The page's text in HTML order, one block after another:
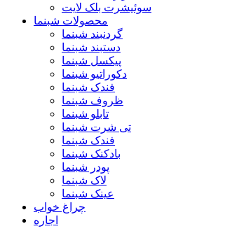
سوئیشرت بلک لایت
محصولات شبنما
گردنبند شبنما
دستبند شبنما
پیکسل شبنما
دکوراتیو شبنما
فندک شبنما
ظروف شبنما
تابلو شبنما
تی شرت شبنما
فندک شبنما
بادکنک شبنما
پودر شبنما
لاک شبنما
عینک شبنما
چراغ خواب
اجاره